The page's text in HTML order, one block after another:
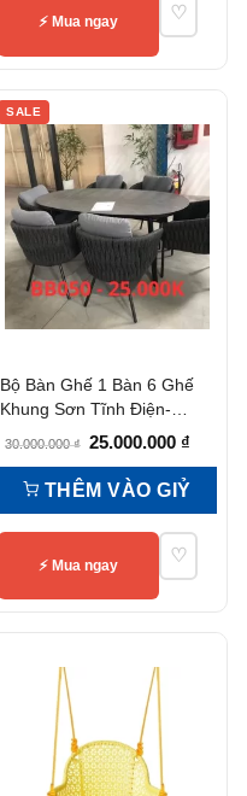
⚡ Mua ngay ♡
SALE
Bộ Bàn Ghế 1 Bàn 6 Ghế
Khung Sơn Tĩnh Điện-
30.000.000₫ Giá
gốc
là:
30.000.000 ₫.
25.000.000 ₫
hiện
là:
THÊM VÀO GIỶ
⚡ Mua ngay ♡